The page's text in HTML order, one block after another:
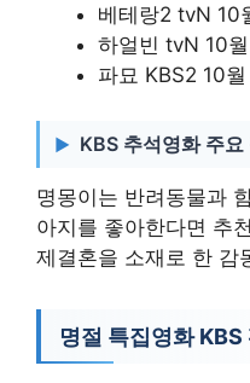
베테랑2 tvN 10
하얼빈 tvN 10
파묘 KBS2 10
KBS 추석영화 주요
명몽이는 반려동물과
아지를 좋아한다면 추
제결혼을 소재로 한 감
명절 특집영화 KBS